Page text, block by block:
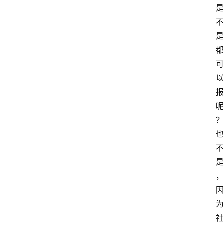
是
不
是
都
可
以
报
呢
？
也
不
是
，
因
为
社